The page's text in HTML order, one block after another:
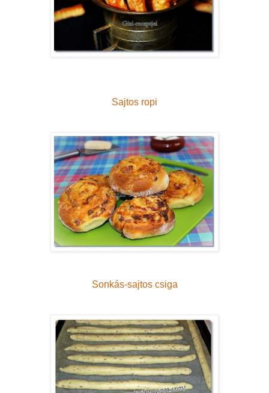
Sajtos ropi
Sonkás-sajtos csiga